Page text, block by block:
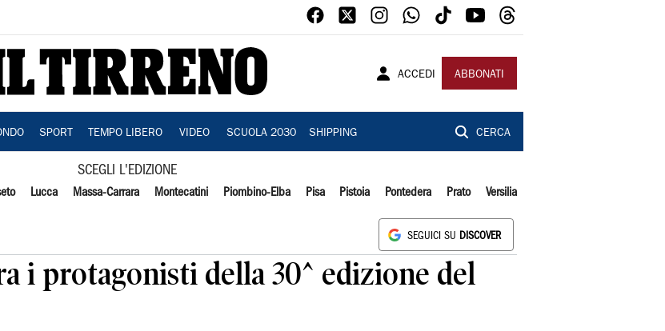
ACCEDI ABBONATI
SPORT TEMPO LIBERO VIDEO SCUOLA 2030 SHIPPING CERCA
SCEGLI L'EDIZIONE
Lucca Massa-Carrara Montecatini Piombino-Elba Pisa Pistoia Pontedera Prato Versilia
SEGUICI SU DISCOVER
i protagonisti della 30^ edizione del